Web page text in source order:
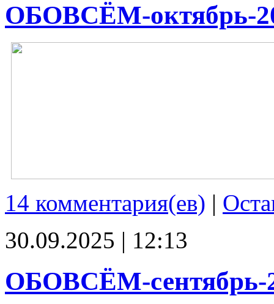
ОБОВСЁМ-октябрь-
14 комментария(ев) |
30.09.2025 | 12:13
ОБОВСЁМ-сентябрь-